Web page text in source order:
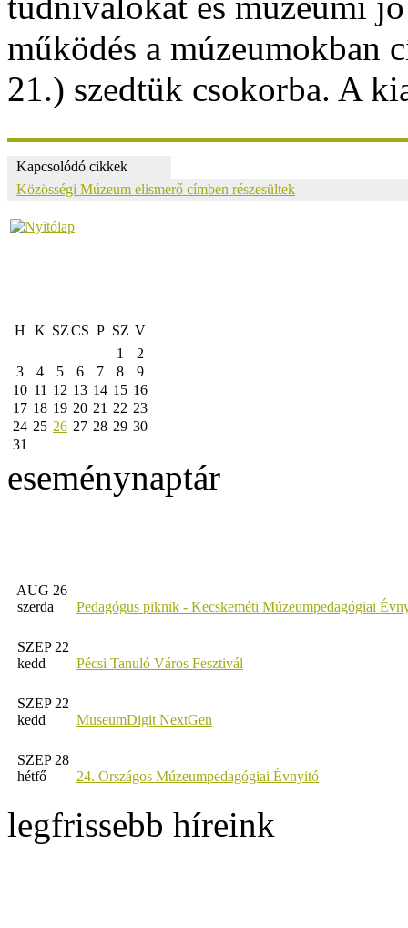
működés a múzeumokban
21.) szedtük csokorba. A
Kapcsolódó cikkek
Közösségi Múzeum elismerő címben részesültek
H K SZCS P SZ V
1
2
3
4 5 6 7 8
9
10 11 12 13 14 15 16
17 18 19 20 21 22 23
24 25 26 27 28 29 30
31
eseménynaptár
AUG 26
szerda
Pedagógus piknik - Kecskeméti Múzeumpedagógiai
SZEP 22
kedd
Pécsi Tanuló Város Fesztivál
SZEP 22
kedd
MuseumDigit NextGen
SZEP 28
hétfő
24. Országos Múzeumpedagógiai Évnyitó
legfrissebb híreink